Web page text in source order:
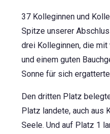
37 Kolleginnen und
Spitze unserer
drei Kolleginnen, die
und einem guten
Sonne für sich
Den dritten Platz
Platz landete, auch aus
Seele. Und auf Platz 1